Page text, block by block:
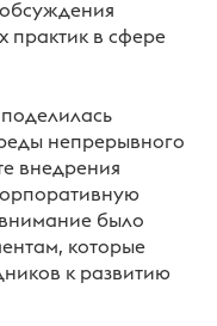
практик в сфере
непрерывного
внедрения
было
которые
к развитию